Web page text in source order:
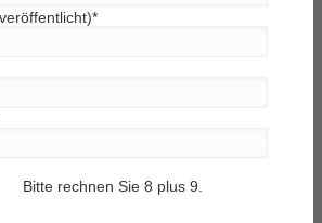
*
Bitte rechnen Sie 8 plus 9.